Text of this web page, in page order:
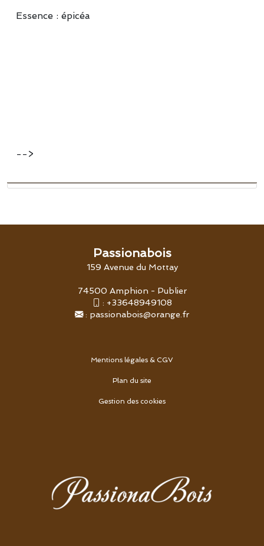
Essence : épicéa
-->
Passionabois
159 Avenue du Mottay
74500 Amphion - Publier
: +33648949108
: passionabois@orange.fr
Mentions légales & CGV
Plan du site
Gestion des cookies